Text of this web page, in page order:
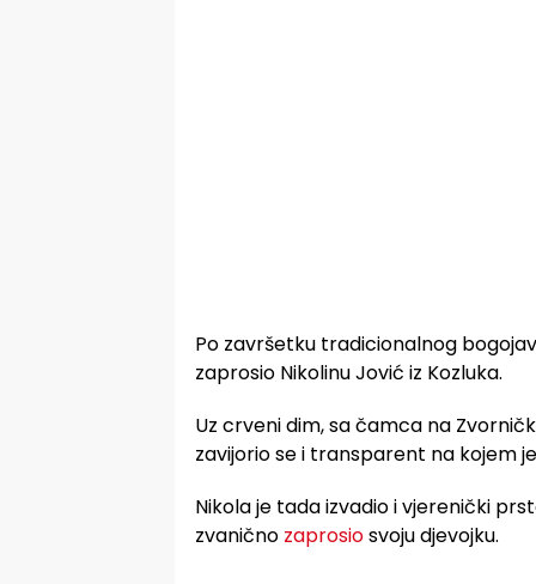
Po završetku tradicionalnog
zaprosio Nikolinu Jović iz Kozluka.
Uz crveni dim, sa čamca na
zavijorio se i transparent na kojem
Nikola je tada izvadio i vjerenički
zvanično zaprosiosvoju djevojku.